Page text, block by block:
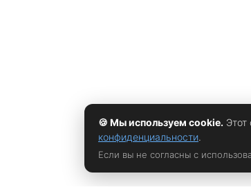
🍪 Мы используем cookie.
конфиденциальности.
Если вы не согласны с